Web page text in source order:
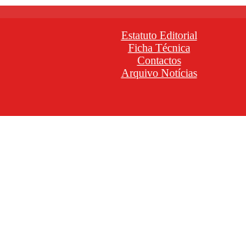
Estatuto Editorial
Ficha Técnica
Contactos
Arquivo Notícias